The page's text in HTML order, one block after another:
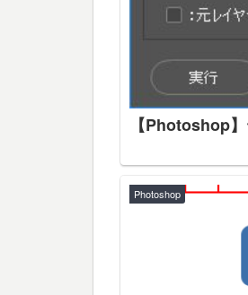
【Photoshop
Photoshop